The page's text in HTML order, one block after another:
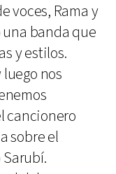
voces, Rama y
banda que
y estilos.
luego nos
cancionero
sobre el